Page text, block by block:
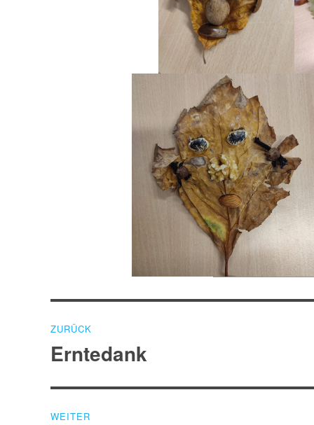
ZURÜCK
Vorheriger
Erntedank
WEITER